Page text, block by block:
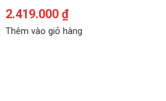
2.419.000₫
Thêm vào giỏ hàng